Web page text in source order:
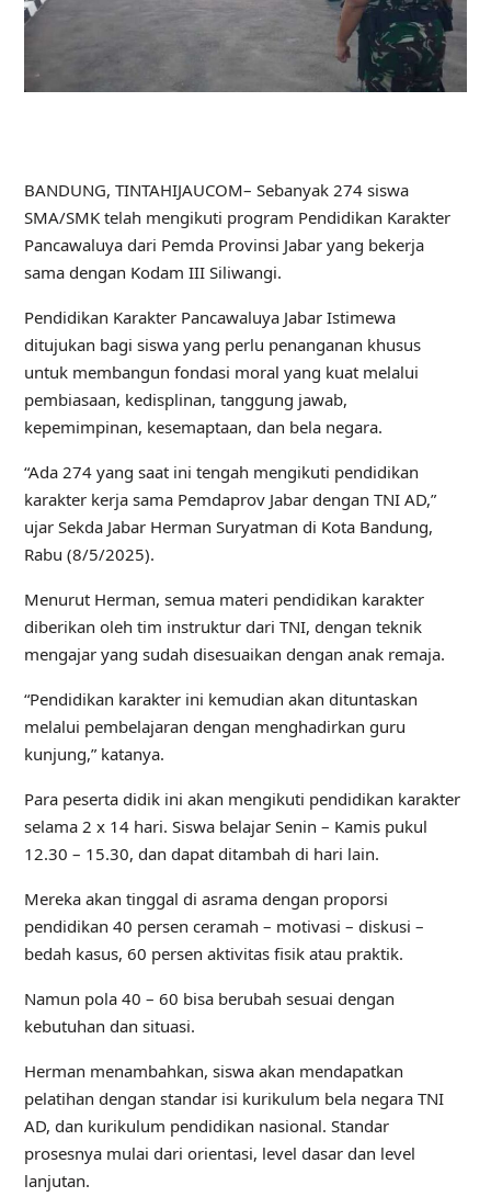
BANDUNG, TINTAHIJAUCOM– Sebanyak 274 siswa
SMA/SMK telah mengikuti program Pendidikan Karakter
Pancawaluya dari Pemda Provinsi Jabar yang bekerja
sama dengan Kodam III Siliwangi.
Pendidikan Karakter Pancawaluya Jabar Istimewa
ditujukan bagi siswa yang perlu penanganan khusus
untuk membangun fondasi moral yang kuat melalui
pembiasaan, kedisplinan, tanggung jawab,
kepemimpinan, kesemaptaan, dan bela negara.
“Ada 274 yang saat ini tengah mengikuti pendidikan
karakter kerja sama Pemdaprov Jabar dengan TNI AD,”
ujar Sekda Jabar Herman Suryatman di Kota Bandung,
Rabu (8/5/2025).
Menurut Herman, semua materi pendidikan karakter
diberikan oleh tim instruktur dari TNI, dengan teknik
mengajar yang sudah disesuaikan dengan anak remaja.
“Pendidikan karakter ini kemudian akan dituntaskan
melalui pembelajaran dengan menghadirkan guru
kunjung,” katanya.
Para peserta didik ini akan mengikuti pendidikan karakter
selama 2 x 14 hari. Siswa belajar Senin – Kamis pukul
12.30 – 15.30, dan dapat ditambah di hari lain.
Mereka akan tinggal di asrama dengan proporsi
pendidikan 40 persen ceramah – motivasi – diskusi –
bedah kasus, 60 persen aktivitas fisik atau praktik.
Namun pola 40 – 60 bisa berubah sesuai dengan
kebutuhan dan situasi.
Herman menambahkan, siswa akan mendapatkan
pelatihan dengan standar isi kurikulum bela negara TNI
AD, dan kurikulum pendidikan nasional. Standar
prosesnya mulai dari orientasi, level dasar dan level
lanjutan.